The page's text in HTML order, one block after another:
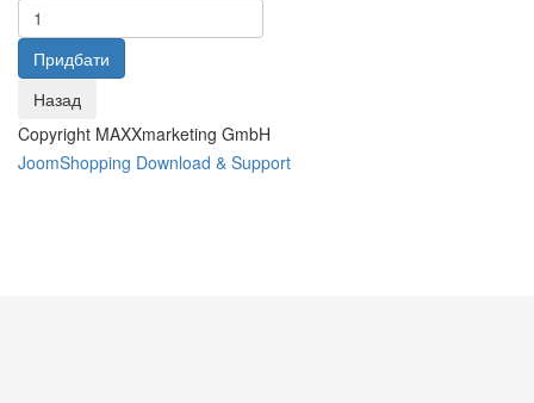
Copyright MAXXmarketing GmbH
JoomShopping Download & Support